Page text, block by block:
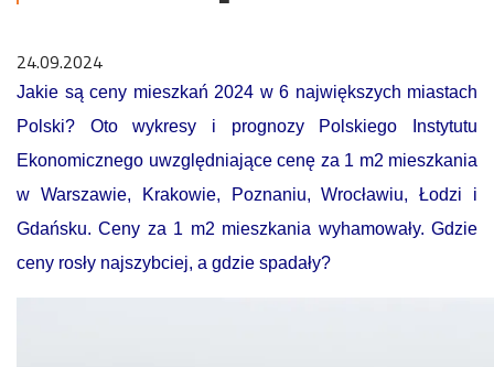
24.09.2024
Jakie są ceny mieszkań 2024 w 6 największych miastach
Polski? Oto wykresy i prognozy Polskiego Instytutu
Ekonomicznego uwzględniające cenę za 1 m2 mieszkania
w Warszawie, Krakowie, Poznaniu, Wrocławiu, Łodzi i
Gdańsku. Ceny za 1 m2 mieszkania wyhamowały. Gdzie
ceny rosły najszybciej, a gdzie spadały?